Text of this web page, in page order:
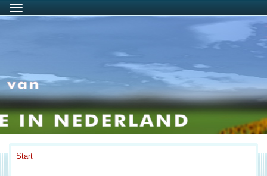
Menu
Start